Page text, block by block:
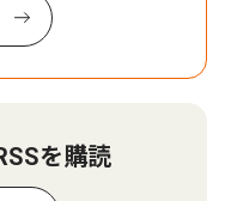
を購読